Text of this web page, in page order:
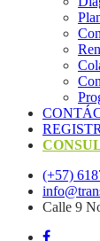
(+57)
Calle 9